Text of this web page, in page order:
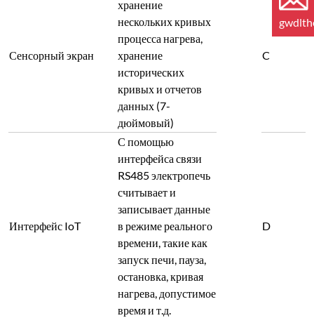
Сенсорный экран
хранение
нескольких кривых
процесса нагрева,
хранение
исторических
кривых и отчетов
данных (7-
дюймовый)
C
Интерфейс IoT
С помощью
интерфейса связи
RS485 электропечь
считывает и
записывает данные
в режиме реального
времени, такие как
запуск печи, пауза,
остановка, кривая
нагрева, допустимое
время и т.д.
D